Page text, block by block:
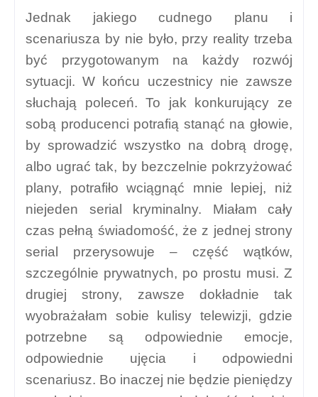
Jednak jakiego cudnego planu i
scenariusza by nie było, przy reality trzeba
być przygotowanym na każdy rozwój
sytuacji. W końcu uczestnicy nie zawsze
słuchają poleceń. To jak konkurujący ze
sobą producenci potrafią stanąć na głowie,
by sprowadzić wszystko na dobrą drogę,
albo ugrać tak, by bezczelnie pokrzyżować
plany, potrafiło wciągnąć mnie lepiej, niż
niejeden serial kryminalny. Miałam cały
czas pełną świadomość, że z jednej strony
serial przerysowuje – część wątków,
szczególnie prywatnych, po prostu musi. Z
drugiej strony, zawsze dokładnie tak
wyobrażałam sobie kulisy telewizji, gdzie
potrzebne są odpowiednie emocje,
odpowiednie ujęcia i odpowiedni
scenariusz. Bo inaczej nie będzie pieniędzy